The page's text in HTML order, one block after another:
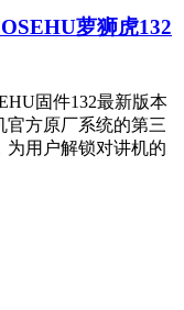
萝狮虎132
固件132最新版本
官方原厂系统的第三
为用户解锁对讲机的